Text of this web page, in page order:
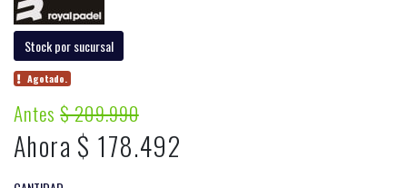
Stock por sucursal
Agotado.
Antes$ 209.990
Ahora $ 178.492